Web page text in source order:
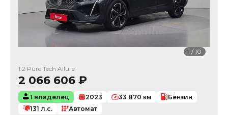
1 /10
1.2 Pure Tech Allure
2 066 606 ₽
1 владелец 2023 33 870 км
Бензин
131 л.с. Автомат